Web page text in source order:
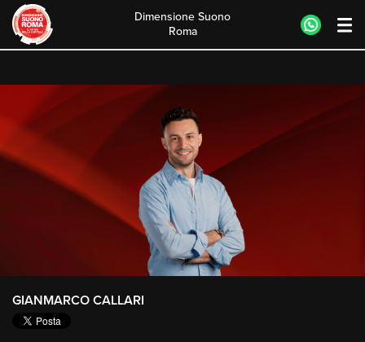
content
Dimensione Suono
Roma
GIANMARCO CALLARI